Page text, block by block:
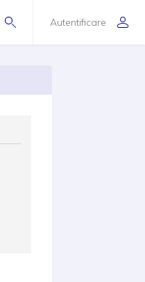
Autentificare